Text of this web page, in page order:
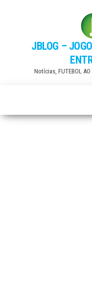
JBLOG –
Notícias, FUTEBOL